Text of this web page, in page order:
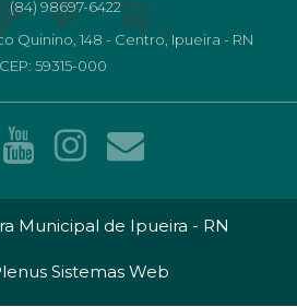
(84) 98697-6422
Quinino, 148 - Centro, Ipueira - RN
CEP: 59315-000
Municipal de Ipueira - RN
Sistemas Web